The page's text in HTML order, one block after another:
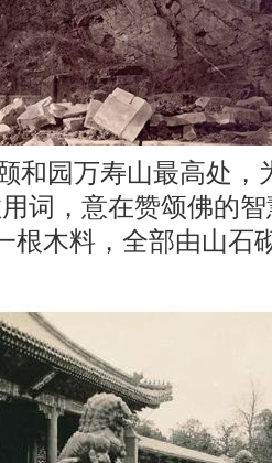
和园万寿山最高处，
词，意在赞颂佛的
根木料，全部由山石